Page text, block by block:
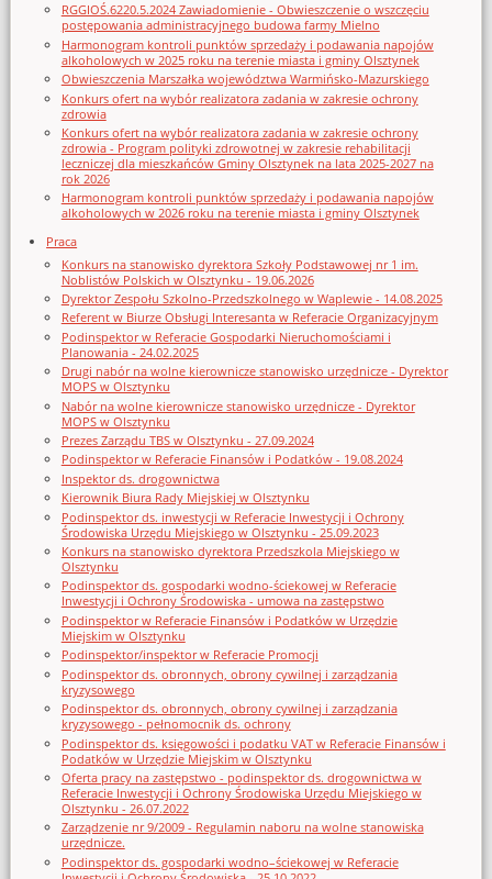
RGGIOŚ.6220.5.2024 Zawiadomienie - Obwieszczenie o wszczęciu
postępowania administracyjnego budowa farmy Mielno
Harmonogram kontroli punktów sprzedaży i podawania napojów
alkoholowych w 2025 roku na terenie miasta i gminy Olsztynek
Obwieszczenia Marszałka województwa Warmińsko-Mazurskiego
Konkurs ofert na wybór realizatora zadania w zakresie ochrony
zdrowia
Konkurs ofert na wybór realizatora zadania w zakresie ochrony
zdrowia - Program polityki zdrowotnej w zakresie rehabilitacji
leczniczej dla mieszkańców Gminy Olsztynek na lata 2025-2027 na
rok 2026
Harmonogram kontroli punktów sprzedaży i podawania napojów
alkoholowych w 2026 roku na terenie miasta i gminy Olsztynek
Praca
Konkurs na stanowisko dyrektora Szkoły Podstawowej nr 1 im.
Noblistów Polskich w Olsztynku - 19.06.2026
Dyrektor Zespołu Szkolno-Przedszkolnego w Waplewie - 14.08.2025
Referent w Biurze Obsługi Interesanta w Referacie Organizacyjnym
Podinspektor w Referacie Gospodarki Nieruchomościami i
Planowania - 24.02.2025
Drugi nabór na wolne kierownicze stanowisko urzędnicze - Dyrektor
MOPS w Olsztynku
Nabór na wolne kierownicze stanowisko urzędnicze - Dyrektor
MOPS w Olsztynku
Prezes Zarządu TBS w Olsztynku - 27.09.2024
Podinspektor w Referacie Finansów i Podatków - 19.08.2024
Inspektor ds. drogownictwa
Kierownik Biura Rady Miejskiej w Olsztynku
Podinspektor ds. inwestycji w Referacie Inwestycji i Ochrony
Środowiska Urzędu Miejskiego w Olsztynku - 25.09.2023
Konkurs na stanowisko dyrektora Przedszkola Miejskiego w
Olsztynku
Podinspektor ds. gospodarki wodno-ściekowej w Referacie
Inwestycji i Ochrony Środowiska - umowa na zastępstwo
Podinspektor w Referacie Finansów i Podatków w Urzędzie
Miejskim w Olsztynku
Podinspektor/inspektor w Referacie Promocji
Podinspektor ds. obronnych, obrony cywilnej i zarządzania
kryzysowego
Podinspektor ds. obronnych, obrony cywilnej i zarządzania
kryzysowego - pełnomocnik ds. ochrony
Podinspektor ds. księgowości i podatku VAT w Referacie Finansów i
Podatków w Urzędzie Miejskim w Olsztynku
Oferta pracy na zastępstwo - podinspektor ds. drogownictwa w
Referacie Inwestycji i Ochrony Środowiska Urzędu Miejskiego w
Olsztynku - 26.07.2022
Zarządzenie nr 9/2009 - Regulamin naboru na wolne stanowiska
urzędnicze.
Podinspektor ds. gospodarki wodno–ściekowej w Referacie